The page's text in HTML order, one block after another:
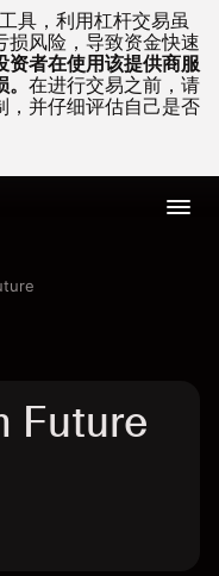
具，利用杠杆交易虽
损风险，导致资金快速
者在使用该提供商服
在进行交易之前，请
，并仔细评估自己是否
Future